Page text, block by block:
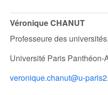
Véronique CHANUT
Professeure des universités,
Université Paris Panthéon-
veronique.chanut@u-